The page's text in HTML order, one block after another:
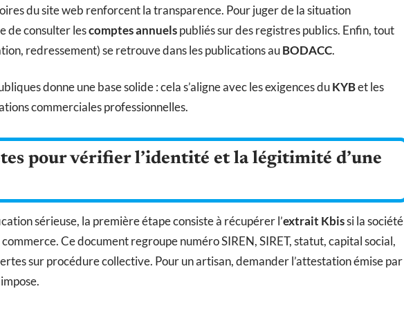
du site web renforcent la transparence. Pour juger de la situation
de consulter lescomptes annuelspubliés sur des registres publics. Enfin, tout
redressement) se retrouve dans les publications auBODACC.
donne une base solide : cela s’aligne avec les exigences duKYBet les
commerciales professionnelles.
pour vérifier l’identité et la légitimité d’une
sérieuse, la première étape consiste à récupérer l’extrait Kbissi la société
Ce document regroupe numéro SIREN, SIRET, statut, capital social,
sur procédure collective. Pour un artisan, demander l’attestation émise par